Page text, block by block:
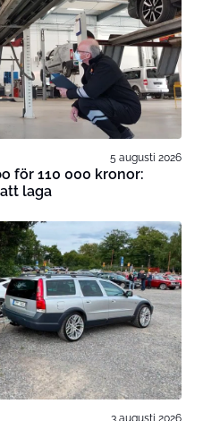
5 augusti 2026
för 110 000 kronor:
laga
3 augusti 2026